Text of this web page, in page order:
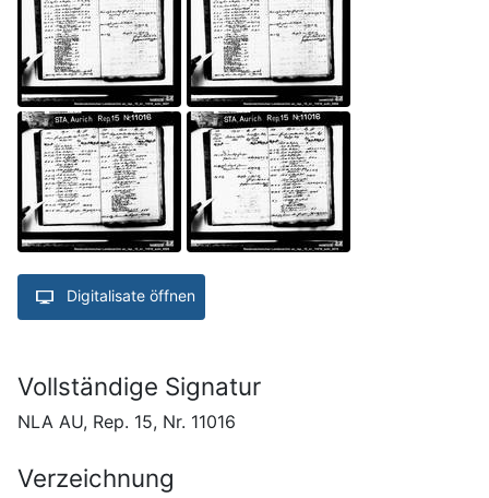
Digitalisate öffnen
Vollständige Signatur
NLA AU, Rep. 15, Nr. 11016
Verzeichnung